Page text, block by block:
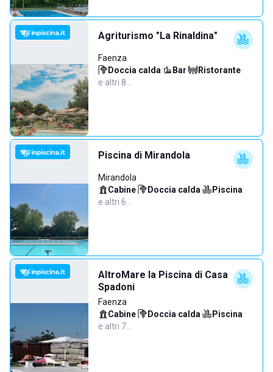
Agriturismo "La Rinaldina"
Faenza
Doccia calda· Bar· Ristorante·
e altri 8…
Piscina di Mirandola
Mirandola
Cabine· Doccia calda· Piscina·
e altri 6…
AltroMare la Piscina di Casa
Spadoni
Faenza
Cabine· Doccia calda· Piscina·
e altri 7…